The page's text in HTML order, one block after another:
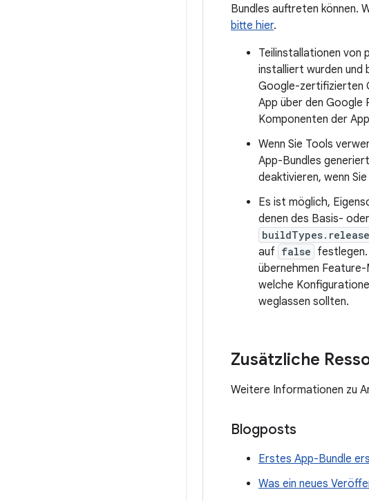
Bundles auftreten können.
bitte hier.
Teilinstallationen von
installiert wurden und
Google-zertifizierten
App über den
Komponenten der
Wenn Sie Tools
App-Bundles
deaktivieren, wenn
Es ist möglich,
denen des Basis-
auf false
übernehmen
welche
weglassen sollten.
Zusätzliche
Weitere Informationen zu
Blogposts
Erstes App-Bundle
Was ein neues